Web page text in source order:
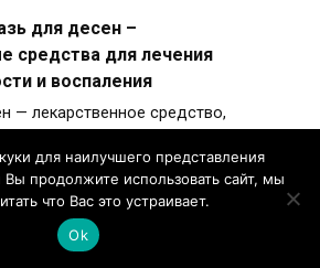
для десен –
средства для лечения
и воспаления
— лекарственное средство,
для наилучшего представления
Вы продолжите использовать сайт, мы
что Вас это устраивает.
Ok